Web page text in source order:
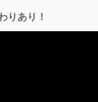
りあり！